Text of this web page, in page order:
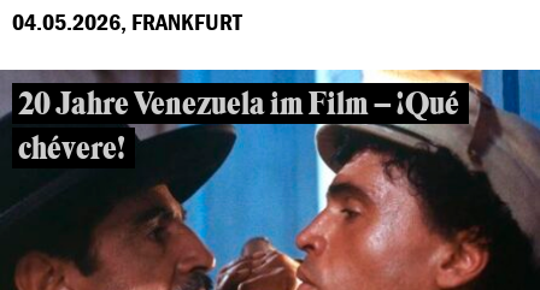
04.05.2026, FRANKFURT
20 Jahre Venezuela im Film – ¡Qué
chévere!